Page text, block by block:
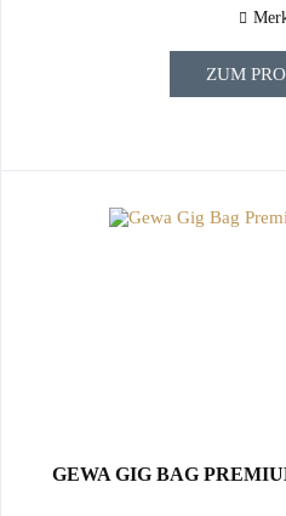
ZUM
GEWA GIG BAG